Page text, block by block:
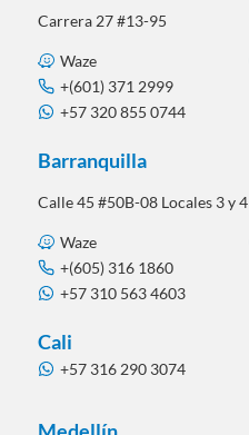
Carrera 27 #13-95
Waze
+(601) 371 2999
+57 320 855 0744
Barranquilla
Calle 45 #50B-08 Locales 3 y 4
Waze
+(605) 316 1860
+57 310 563 4603
Cali
+57 316 290 3074